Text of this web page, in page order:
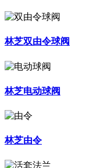
林芝双由令球阀
林芝电动球阀
林芝由令